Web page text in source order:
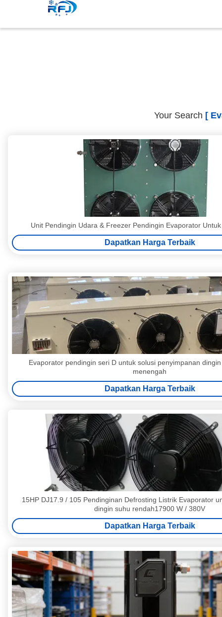
Your Search [
Unit Pendingin Udara & Freezer Pendingin Evaporator
Dapatkan Harga Terbaik
Evaporator pendingin seri D untuk solusi penyimpanan
menengah
Dapatkan Harga Terbaik
15HP DJ17.9 / 105 Pendinginan Defrosting Listrik Evaporator
dingin suhu rendah17900 W / 380V
Dapatkan Harga Terbaik